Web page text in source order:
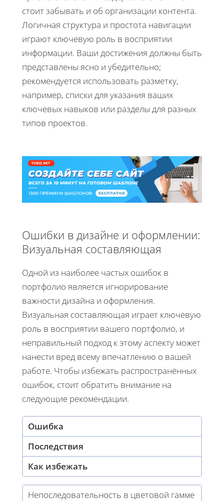
стоит забывать и об организации контента.
Логичная структура и простота навигации
играют ключевую роль в восприятии
информации. Ваши достижения должны быть
представлены ясно и убедительно;
рекомендуется использовать разметку,
например, списки для указания ваших
ключевых навыков или разделы для разных
типов проектов.
Ошибки в дизайне и оформлении:
Визуальная составляющая
Одной из наиболее частых ошибок в
портфолио является игнорирование
важности дизайна и оформления.
Визуальная составляющая играет ключевую
роль в восприятии вашего портфолио, и
неправильный подход к этому аспекту может
нанести вред всему впечатлению о вашей
работе. Чтобы избежать распространённых
ошибок, стоит обратить внимание на
следующие рекомендации.
Ошибка
Последствия
Как избежать
Непоследовательность в цветовой гамме